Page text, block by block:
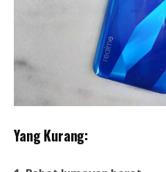
Yang Kurang: